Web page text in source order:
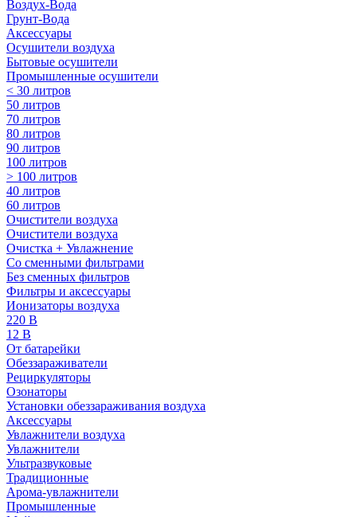
Воздух-Вода
Грунт-Вода
Аксессуары
Осушители воздуха
Бытовые осушители
Промышленные осушители
< 30 литров
50 литров
70 литров
80 литров
90 литров
100 литров
> 100 литров
40 литров
60 литров
Очистители воздуха
Очистители воздуха
Очистка + Увлажнение
Cо сменными фильтрами
Без сменных фильтров
Фильтры и аксессуары
Ионизаторы воздуха
220 В
12 В
От батарейки
Обеззараживатели
Рециркуляторы
Озонаторы
Установки обеззараживания воздуха
Аксессуары
Увлажнители воздуха
Увлажнители
Ультразвуковые
Традиционные
Арома-увлажнители
Промышленные